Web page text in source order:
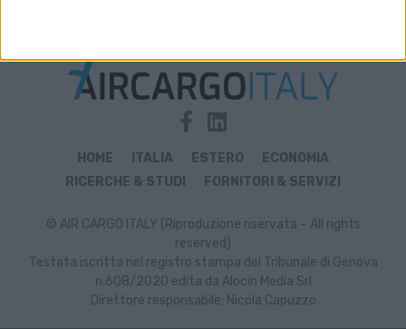
HOME ITALIA ESTERO
ECONOMIA
RICERCHE & STUDI
FORNITORI & SERVIZI
© AIR CARGO ITALY (Riproduzione riservata – All rights
reserved)
Testata iscritta nel registro stampa del Tribunale di Genova
n.608/2020 edita da Alocin Media Srl
Direttore responsabile: Nicola Capuzzo